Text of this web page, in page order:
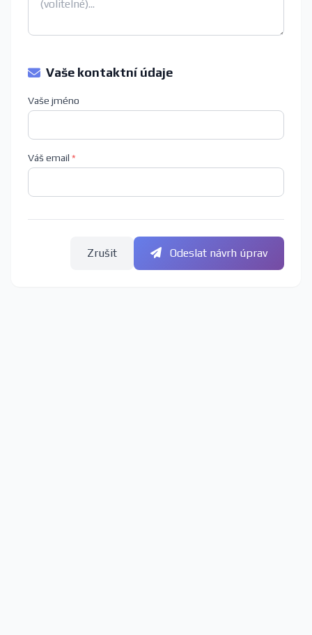
Vaše kontaktní údaje
Vaše jméno
Váš email *
Zrušit Odeslat návrh úprav